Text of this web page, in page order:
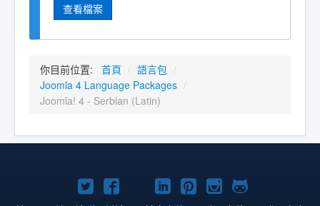
查看檔案
你目前位置: 首頁 / 語言包 /
Joomla 4 Language Packages /
Joomla! 4 - Serbian (Latin)
TwitterFacebookYouTube
Linkedln
Pinterest
Instagram
GitHub